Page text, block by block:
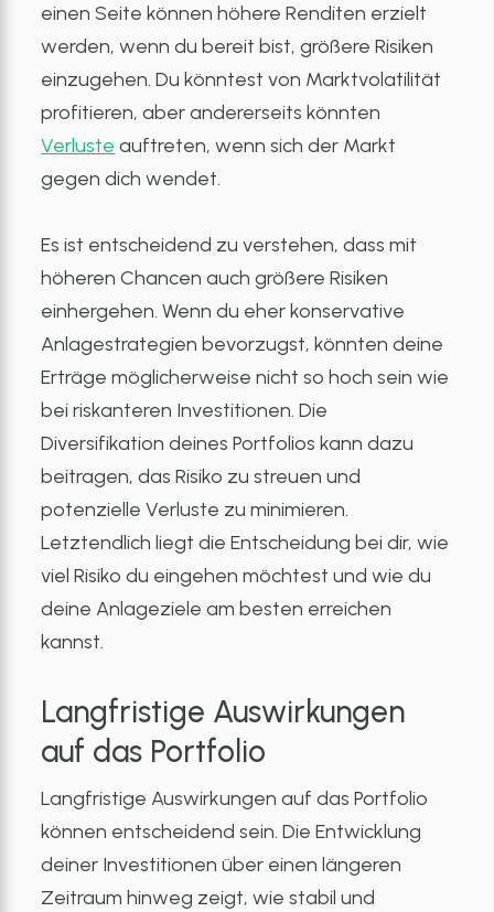
einen Seite können höhere Renditen erzielt
werden, wenn du bereit bist, größere Risiken
einzugehen. Du könntest von Marktvolatilität
profitieren, aber andererseits könnten
Verluste auftreten, wenn sich der Markt
gegen dich wendet.
Es ist entscheidend zu verstehen, dass mit
höheren Chancen auch größere Risiken
einhergehen. Wenn du eher konservative
Anlagestrategien bevorzugst, könnten deine
Erträge möglicherweise nicht so hoch sein wie
bei riskanteren Investitionen. Die
Diversifikation deines Portfolios kann dazu
beitragen, das Risiko zu streuen und
potenzielle Verluste zu minimieren.
Letztendlich liegt die Entscheidung bei dir, wie
viel Risiko du eingehen möchtest und wie du
deine Anlageziele am besten erreichen
kannst.
Langfristige Auswirkungen
auf das Portfolio
Langfristige Auswirkungen auf das Portfolio
können entscheidend sein. Die Entwicklung
deiner Investitionen über einen längeren
Zeitraum hinweg zeigt, wie stabil und